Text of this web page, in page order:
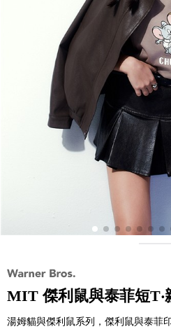
MIT 傑利鼠與泰菲短T‧
湯姆貓與傑利鼠系列，傑利鼠與泰菲